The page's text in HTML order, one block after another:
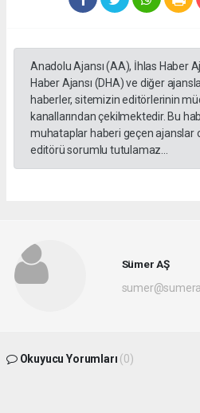
Anadolu Ajansı (AA), İhlas Haber
Haber Ajansı (DHA) ve diğer
haberler, sitemizin editörlerinin
kanallarından çekilmektedir. Bu
muhataplar haberi geçen ajanslar
editörü sorumlu tutulamaz...
Sümer AŞ
Okuyucu Yorumları (0)